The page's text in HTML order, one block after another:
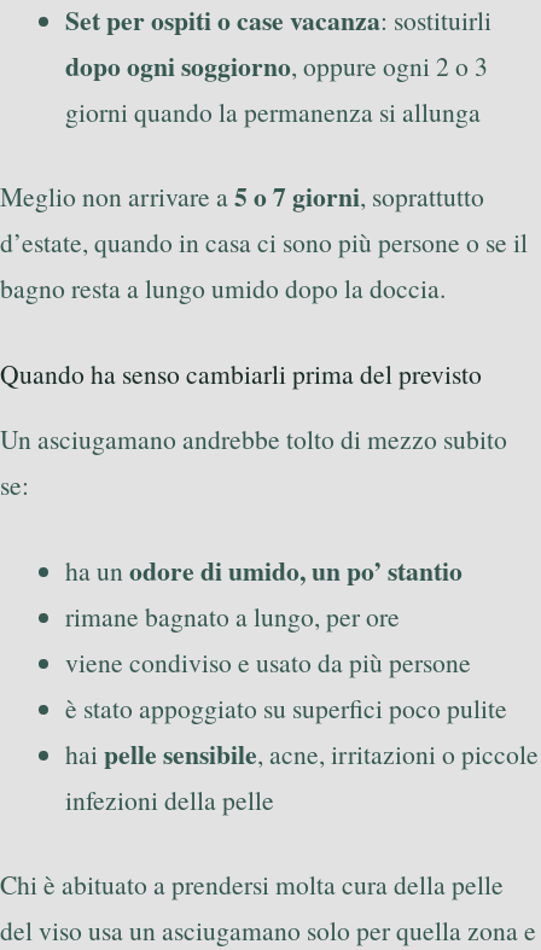
Set per ospiti o case vacanza: sostituirli
dopo ogni soggiorno, oppure ogni 2 o 3
giorni quando la permanenza si allunga
Meglio non arrivare a5 o 7 giorni, soprattutto
d’estate, quando in casa ci sono più persone o se il
bagno resta a lungo umido dopo la doccia.
Quando ha senso cambiarli prima del previsto
Un asciugamano andrebbe tolto di mezzo subito
se:
ha un odore di umido, un po’ stantio
rimane bagnato a lungo, per ore
viene condiviso e usato da più persone
è stato appoggiato su superfici poco pulite
hai pelle sensibile, acne, irritazioni o piccole
infezioni della pelle
Chi è abituato a prendersi molta cura della pelle
del viso usa un asciugamano solo per quella zona e